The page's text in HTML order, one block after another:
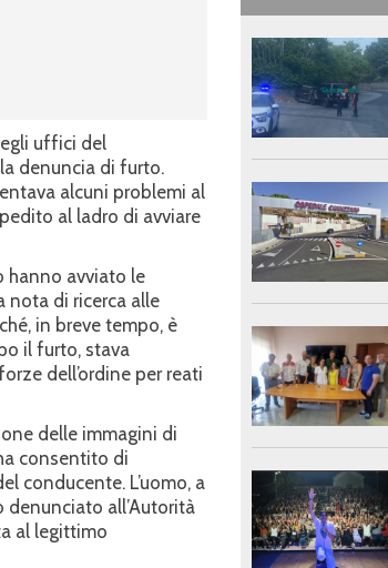
uffici del
denuncia di furto.
alcuni problemi al
al ladro di avviare
hanno avviato le
nota di ricerca alle
in breve tempo, è
il furto, stava
dell’ordine per reati
delle immagini di
consentito di
conducente. L’uomo, a
all’Autorità
al legittimo